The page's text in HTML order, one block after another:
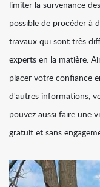
limiter la survenance
possible de procéder à
travaux qui sont très
experts en la matière.
placer votre confiance
d'autres informations,
pouvez aussi faire une
gratuit et sans